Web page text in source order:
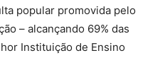
popular promovida pelo
– alcançando 69% das
Instituição de Ensino